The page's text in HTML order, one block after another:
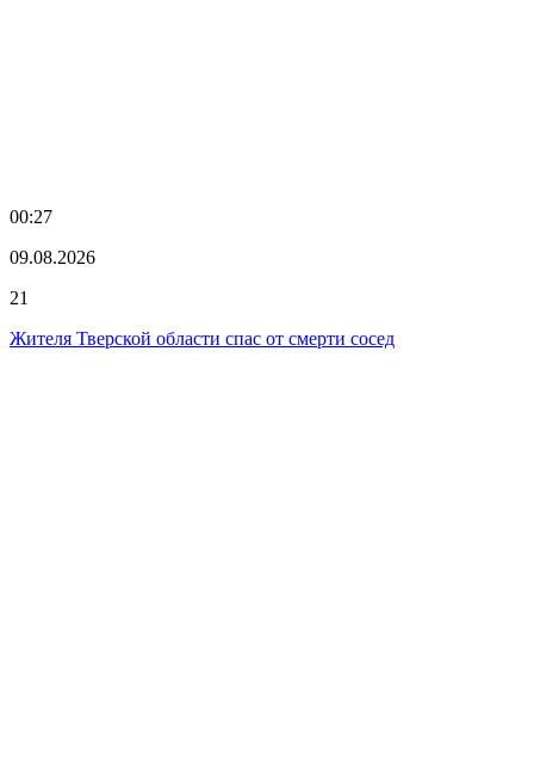
00:27
09.08.2026
21
Жителя Тверской области спас от смерти сосед